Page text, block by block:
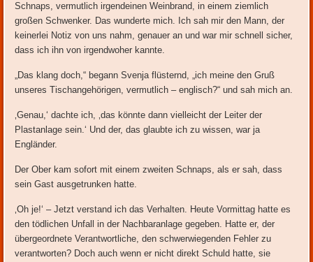
Schnaps, vermutlich irgendeinen Weinbrand, in einem ziemlich
großen Schwenker. Das wunderte mich. Ich sah mir den Mann, der
keinerlei Notiz von uns nahm, genauer an und war mir schnell sicher,
dass ich ihn von irgendwoher kannte.
„Das klang doch,“ begann Svenja flüsternd, „ich meine den Gruß
unseres Tischangehörigen, vermutlich – englisch?“ und sah mich an.
‚Genau,‘ dachte ich, ‚das könnte dann vielleicht der Leiter der
Plastanlage sein.‘ Und der, das glaubte ich zu wissen, war ja
Engländer.
Der Ober kam sofort mit einem zweiten Schnaps, als er sah, dass
sein Gast ausgetrunken hatte.
‚Oh je!‘ – Jetzt verstand ich das Verhalten. Heute Vormittag hatte es
den tödlichen Unfall in der Nachbaranlage gegeben. Hatte er, der
übergeordnete Verantwortliche, den schwerwiegenden Fehler zu
verantworten? Doch auch wenn er nicht direkt Schuld hatte, sie